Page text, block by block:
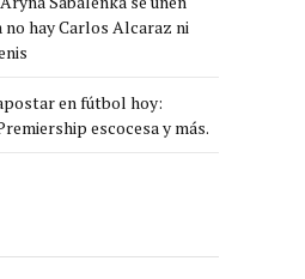
hay Carlos Alcaraz ni
en fútbol hoy:
escocesa y más.